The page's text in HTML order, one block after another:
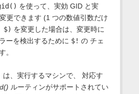
を使って、実効 GID と実
更できます (1 つの数値引数だけ
$) を変更した場合は、変更時に
ーを検出するために $! の チェ
。
は、実行するマシンで、 対応す
ルーティンがサポートされてい